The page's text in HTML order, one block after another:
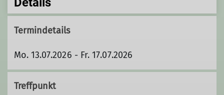
Termindetails
Mo. 13.07.2026 - Fr. 17.07.2026
Treffpunkt